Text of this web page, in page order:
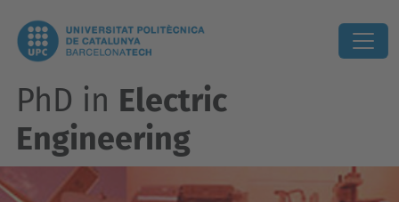
PhD in Electric
Engineering